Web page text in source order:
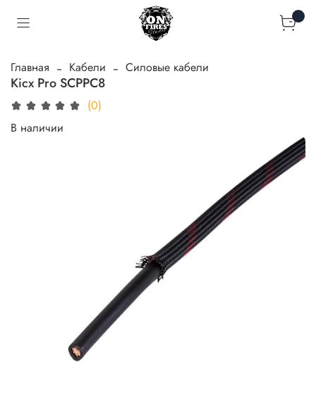
Главная Кабели Силовые кабели
Kicx Pro SCPPC8
(0)
В наличии